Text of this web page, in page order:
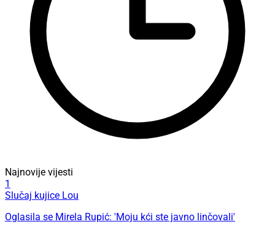
Najnovije vijesti
1
Slučaj kujice Lou
Oglasila se Mirela Rupić: 'Moju kći ste javno linčovali'